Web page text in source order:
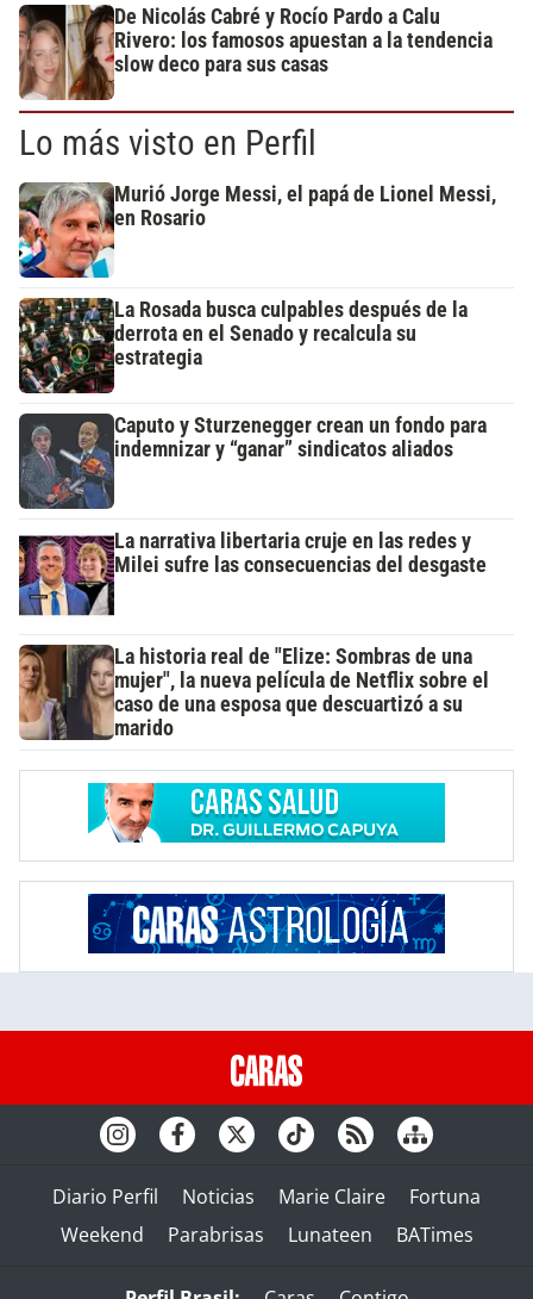
De Nicolás Cabré y Rocío Pardo a Calu
Rivero: los famosos apuestan a la tendencia
slow deco para sus casas
Lo más visto en Perfil
Murió Jorge Messi, el papá de Lionel Messi,
en Rosario
La Rosada busca culpables después de la
derrota en el Senado y recalcula su
estrategia
Caputo y Sturzenegger crean un fondo para
indemnizar y “ganar” sindicatos aliados
La narrativa libertaria cruje en las redes y
Milei sufre las consecuencias del desgaste
La historia real de "Elize: Sombras de una
mujer", la nueva película de Netflix sobre el
caso de una esposa que descuartizó a su
marido
Diario Perfil Noticias Marie Claire
Fortuna
Weekend
Parabrisas Lunateen BATimes